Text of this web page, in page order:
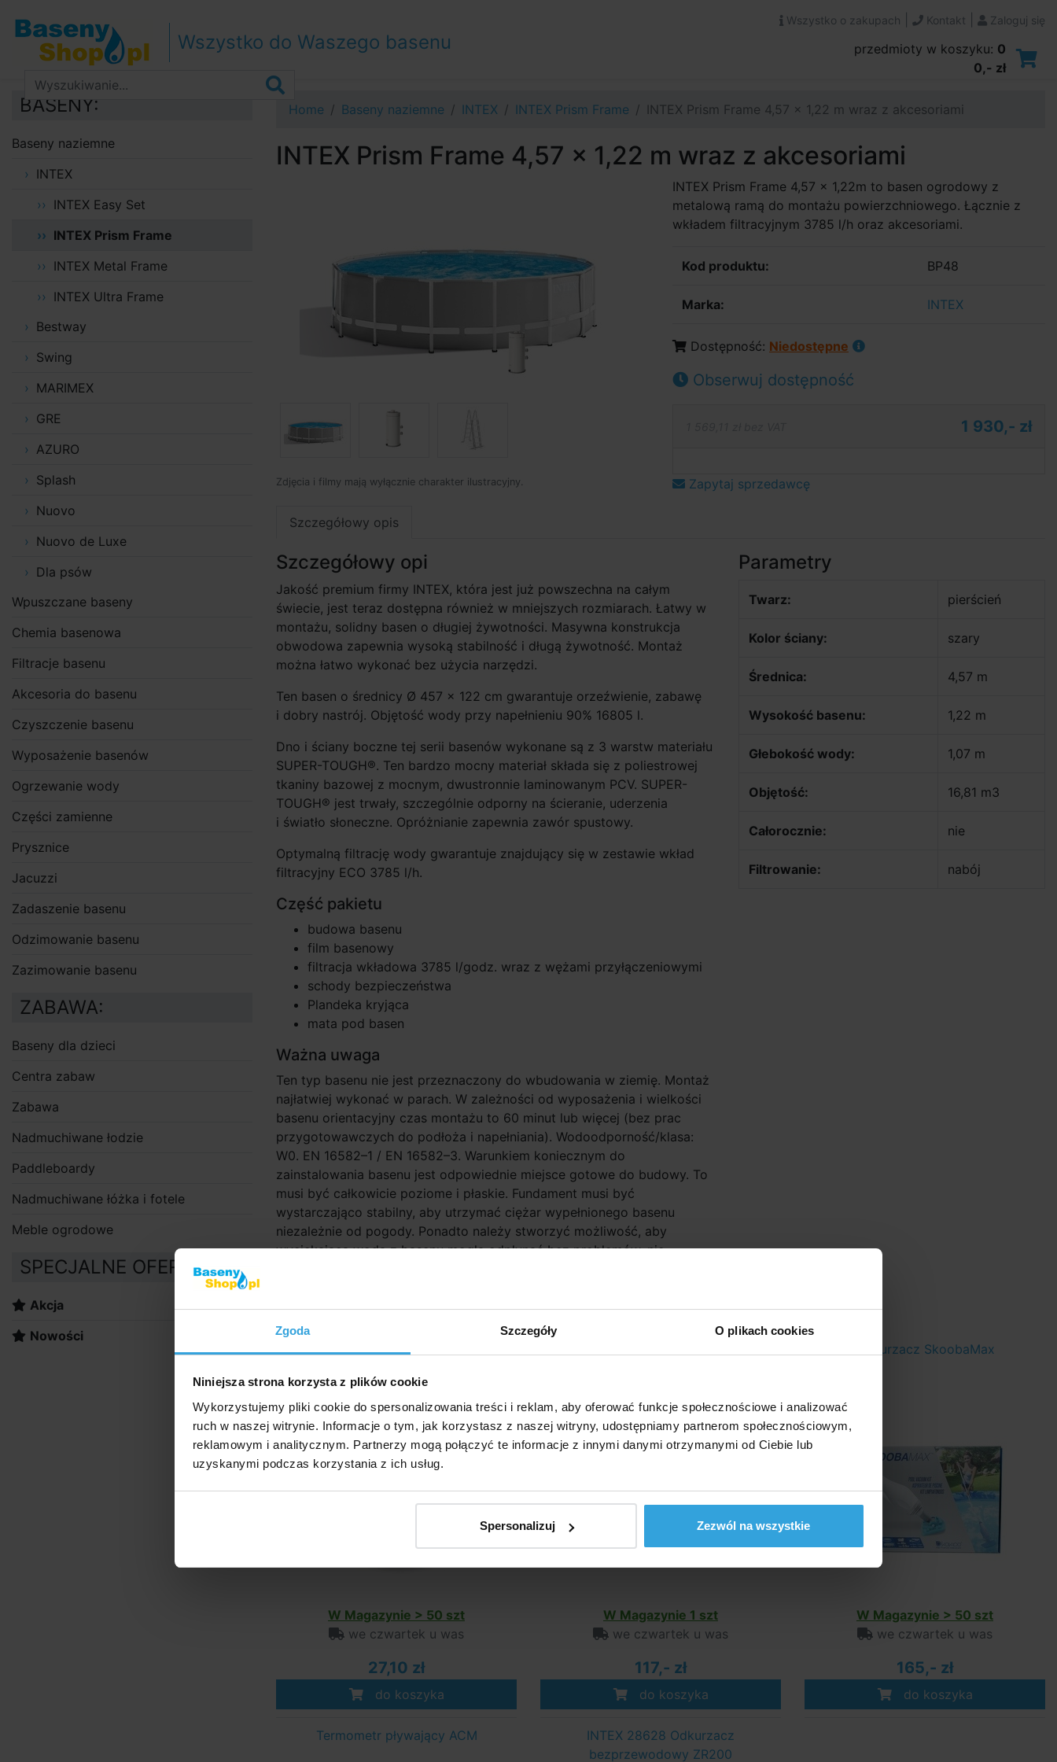
Zgoda Szczegóły O plikach cookies
Niniejsza strona korzysta z plików cookie
Wykorzystujemy pliki cookie do spersonalizowania treści i reklam, aby oferować funkcje społecznościowe i analizować
ruch w naszej witrynie. Informacje o tym, jak korzystasz z naszej witryny, udostępniamy partnerom społecznościowym,
reklamowym i analitycznym. Partnerzy mogą połączyć te informacje z innymi danymi otrzymanymi od Ciebie lub
uzyskanymi podczas korzystania z ich usług.
Spersonalizuj Zezwól na wszystkie
Przejdź do treści
Przejdź do paska bocznegoWszystko do Waszego basenu
Wszystko o zakupach Kontakt Zaloguj się
przedmioty w koszyku: 0
0,- zł
Home Baseny naziemne INTEX INTEX Prism Frame INTEX Prism Frame 4,57 x 1,22 m wraz z akcesoriami
INTEX Prism Frame 4,57 x 1,22 m wraz z akcesoriami
Zdjęcia i filmy mają wyłącznie charakter ilustracyjny.
INTEX Prism Frame 4,57 x 1,22m to basen ogrodowy z
metalową ramą do montażu powierzchniowego. Łącznie z
wkładem filtracyjnym 3785 l/h oraz akcesoriami.
Kod produktu: BP48
Marka: INTEX
Dostępność: Niedostępne
Obserwuj dostępność
1 930,- zł
Zapytaj sprzedawcę
Szczegółowy opis
Szczegółowy opi
Jakość premium firmy INTEX, która jest już powszechna na całym
świecie, jest teraz dostępna również w mniejszych rozmiarach. Łatwy w
montażu, solidny basen o długiej żywotności. Masywna konstrukcja
obwodowa zapewnia wysoką stabilność i długą żywotność. Montaż
można łatwo wykonać bez użycia narzędzi.
Ten basen o średnicy Ø 457 × 122 cm gwarantuje orzeźwienie, zabawę
i dobry nastrój. Objętość wody przy napełnieniu 90% 16805 l.
Dno i ściany boczne tej serii basenów wykonane są z 3 warstw materiału
SUPER-TOUGH®. Ten bardzo mocny materiał składa się z poliestrowej
tkaniny bazowej z mocnym, dwustronnie laminowanym PCV. SUPER-
TOUGH® jest trwały, szczególnie odporny na ścieranie, uderzenia
i światło słoneczne. Opróżnianie zapewnia zawór spustowy.
Optymalną filtrację wody gwarantuje znajdujący się w zestawie wkład
filtracyjny ECO 3785 l/h.
Część pakietu
budowa basenu
film basenowy
filtracja wkładowa 3785 l/godz. wraz z wężami przyłączeniowymi
schody bezpieczeństwa
Plandeka kryjąca
mata pod basen
Ważna uwaga
Ten typ basenu nie jest przeznaczony do wbudowania w ziemię. Montaż
najłatwiej wykonać w parach. W zależności od wyposażenia i wielkości
basenu orientacyjny czas montażu to 60 minut lub więcej (bez prac
przygotowawczych do podłoża i napełniania). Wodoodporność/kla­sa:
W0. EN 16582–1 / EN 16582–3. Warunkiem koniecznym do
zainstalowania basenu jest odpowiednie miejsce gotowe do budowy. To
musi być całkowicie poziome i płaskie. Fundament musi być
wystarczająco stabilny, aby utrzymać ciężar wypełnionego basenu
niezależnie od pogody. Ponadto należy stworzyć możliwość, aby
wyciekająca woda z basenu mogła odpłynąć bez problemów, nie
Parametry
Twarz: pierścień
Kolor ściany: szary
Średnica: 4,57 m
Wysokość basenu: 1,22 m
Głebokość wody: 1,07 m
Objętość: 16,81 m3
Całorocznie: nie
Filtrowanie: nabój
Zalecane akcesoria (5)
Wkład filtra kasetowego INTEX - A
W Magazynie > 50 szt
we czwartek u was
27,10 zł
do koszyka
W Magazynie 1 szt
we czwartek u was
117,- zł
do koszyka
Odkurzacz SkoobaMax
W Magazynie > 50 szt
we czwartek u was
165,- zł
do koszyka
Termometr pływający ACM
INTEX 28628 Odkurzacz
bezprzewodowy ZR200
BASENY:
Baseny naziemne
INTEX
INTEX Easy Set
INTEX Prism Frame
INTEX Metal Frame
INTEX Ultra Frame
Bestway
Swing
MARIMEX
GRE
AZURO
Splash
Nuovo
Nuovo de Luxe
Dla psów
Wpuszczane baseny
Chemia basenowa
Filtracje basenu
Akcesoria do basenu
Czyszczenie basenu
Wyposażenie basenów
Ogrzewanie wody
Części zamienne
Prysznice
Jacuzzi
Zadaszenie basenu
Odzimowanie basenu
Zazimowanie basenu
ZABAWA:
Baseny dla dzieci
Centra zabaw
Zabawa
Nadmuchiwane łodzie
Paddleboardy
Nadmuchiwane łóżka i fotele
Meble ogrodowe
SPECJALNE OFERTY:
Akcja
Nowości